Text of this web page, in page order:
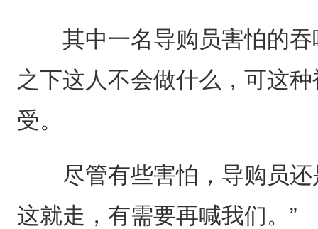
其中一名导购员害怕的吞
之下这人不会做什么，可这
受。
尽管有些害怕，导购员还
这就走，有需要再喊我们。”